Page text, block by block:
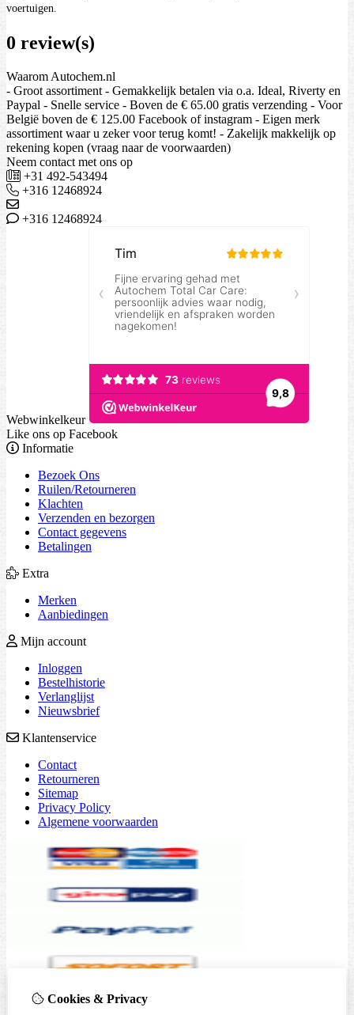
voertuigen.
0 review(s)
Waarom Autochem.nl
- Groot assortiment - Gemakkelijk betalen via o.a. Ideal, Riverty en
Paypal - Snelle service - Boven de € 65.00 gratis verzending - Voor
België boven de € 125.00 Facebook of instagram - Eigen merk
assortiment waar u zeker voor terug komt! - Zakelijk makkelijk op
rekening kopen (vraag naar de voorwaarden)
Neem contact met ons op
+31 492-543494
+316 12468924
+316 12468924
Webwinkelkeur
Like ons op Facebook
Informatie
Bezoek Ons
Ruilen/Retourneren
Klachten
Verzenden en bezorgen
Contact gegevens
Betalingen
Extra
Merken
Aanbiedingen
Mijn account
Inloggen
Bestelhistorie
Verlanglijst
Nieuwsbrief
Klantenservice
Contact
Retourneren
Sitemap
Privacy Policy
Algemene voorwaarden
Cookies & Privacy